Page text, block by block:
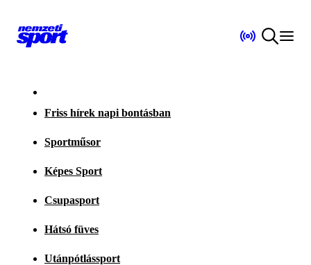
Friss hírek napi bontásban
Sportműsor
Képes Sport
Csupasport
Hátsó füves
Utánpótlássport